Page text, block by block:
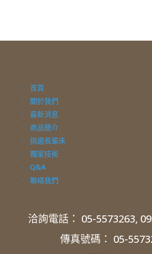
首頁
關於我們
最新消息
商品簡介
挑選長輩床
獨家技術
Q&A
聯絡我們
洽詢電話： 05-5573263,
傳真號碼： 05-